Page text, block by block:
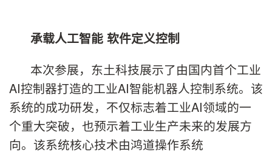
承载人工智能 软件定义控制
本次参展，东土科技展示了由国内首个工业
AI控制器打造的工业AI智能机器人控制系统。该
系统的成功研发，不仅标志着工业AI领域的一
个重大突破，也预示着工业生产未来的发展方
向。该系统核心技术由鸿道操作系统